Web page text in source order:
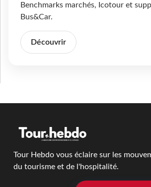
Benchmarks marchés, Icotour et
Bus&Car.
Découvrir
Tour Hebdo vous éclaire sur les
du tourisme et de l'hospitalité.